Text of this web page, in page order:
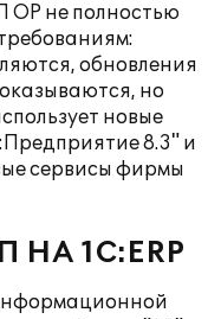
ОР не полностью
обновления
но
новые
8.3" и
сервисы фирмы
НА 1С:ERP